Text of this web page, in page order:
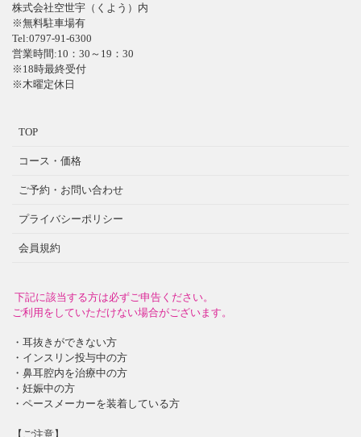
株式会社空世宇（くよう）内
※無料駐車場有
Tel:0797-91-6300
営業時間:10：30～19：30
※18時最終受付
※木曜定休日
TOP
コース・価格
ご予約・お問い合わせ
プライバシーポリシー
会員規約
下記に該当する方は必ずご申告ください。
ご利用をしていただけない場合がございます。
・耳抜きができない方
・インスリン投与中の方
・鼻耳腔内を治療中の方
・妊娠中の方
・ペースメーカーを装着している方
【ご注意】